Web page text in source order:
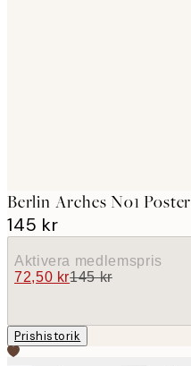
Berlin Arches No1 Poster
145 kr
Aktivera medlemspris
72,50 kr145 kr
Prishistorik